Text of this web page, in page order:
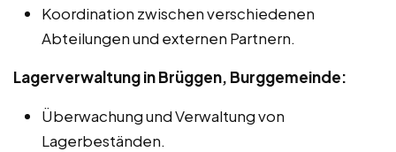
Koordination zwischen verschiedenen
Abteilungen und externen Partnern.
Lagerverwaltung in Brüggen, Burggemeinde:
Überwachung und Verwaltung von
Lagerbeständen.